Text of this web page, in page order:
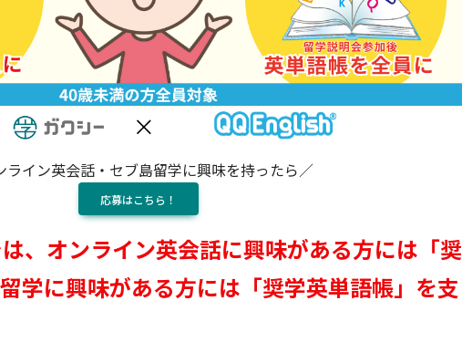
ライン英会話・セブ島留学に興味を持ったら／
応募はこちら！
、オンライン英会話に興味がある方には「奨
学に興味がある方には「奨学英単語帳」を支